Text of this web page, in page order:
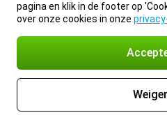
pagina en klik in de footer op
over onze cookies in onze